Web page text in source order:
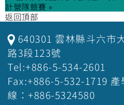
計營隊競賽 »
返回頂部
640301 雲林縣斗六市
路3段123號
Tel:+886-5-534-2601
Fax:+886-5-532-1719 產
線：+886-5324580